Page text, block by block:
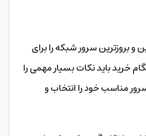
بروزترین سرور شبکه را برای
خرید باید نکات بسیار مهمی را
مناسب خود را انتخاب و